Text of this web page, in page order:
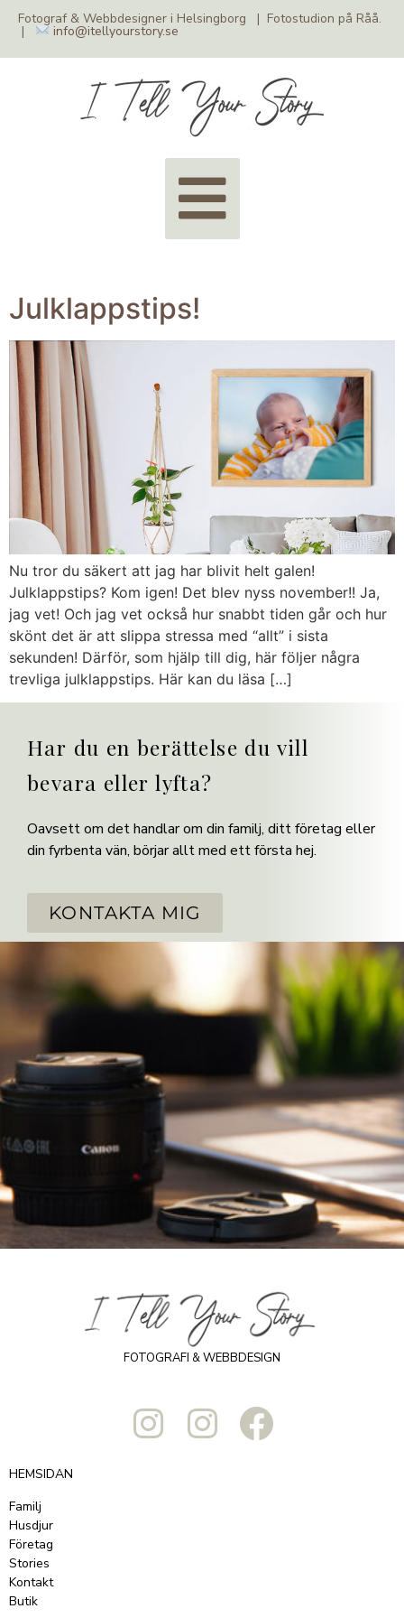
Fotograf & Webbdesigner i Helsingborg | Fotostudion på Råå.
| info@itellyourstory.se
Julklappstips!
Nu tror du säkert att jag har blivit helt galen!
Julklappstips? Kom igen! Det blev nyss november!! Ja,
jag vet! Och jag vet också hur snabbt tiden går och hur
skönt det är att slippa stressa med “allt” i sista
sekunden! Därför, som hjälp till dig, här följer några
trevliga julklappstips. Här kan du läsa […]
Har du en berättelse du vill
bevara eller lyfta?
Oavsett om det handlar om din familj, ditt företag eller
din fyrbenta vän, börjar allt med ett första hej.
KONTAKTA MIG
FOTOGRAFI & WEBBDESIGN
HEMSIDAN
Familj
Husdjur
Företag
Stories
Kontakt
Butik